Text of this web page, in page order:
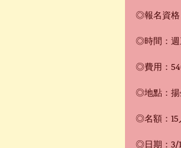
◎報名資格
◎時間：週
◎費用：
◎地點：揚
◎名額：15
◎日期：3/1